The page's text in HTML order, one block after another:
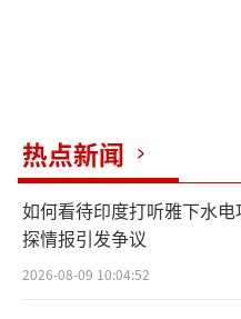
热点新闻
如何看待印度打听雅下水电
探情报引发争议
2026-08-09 10:04:52